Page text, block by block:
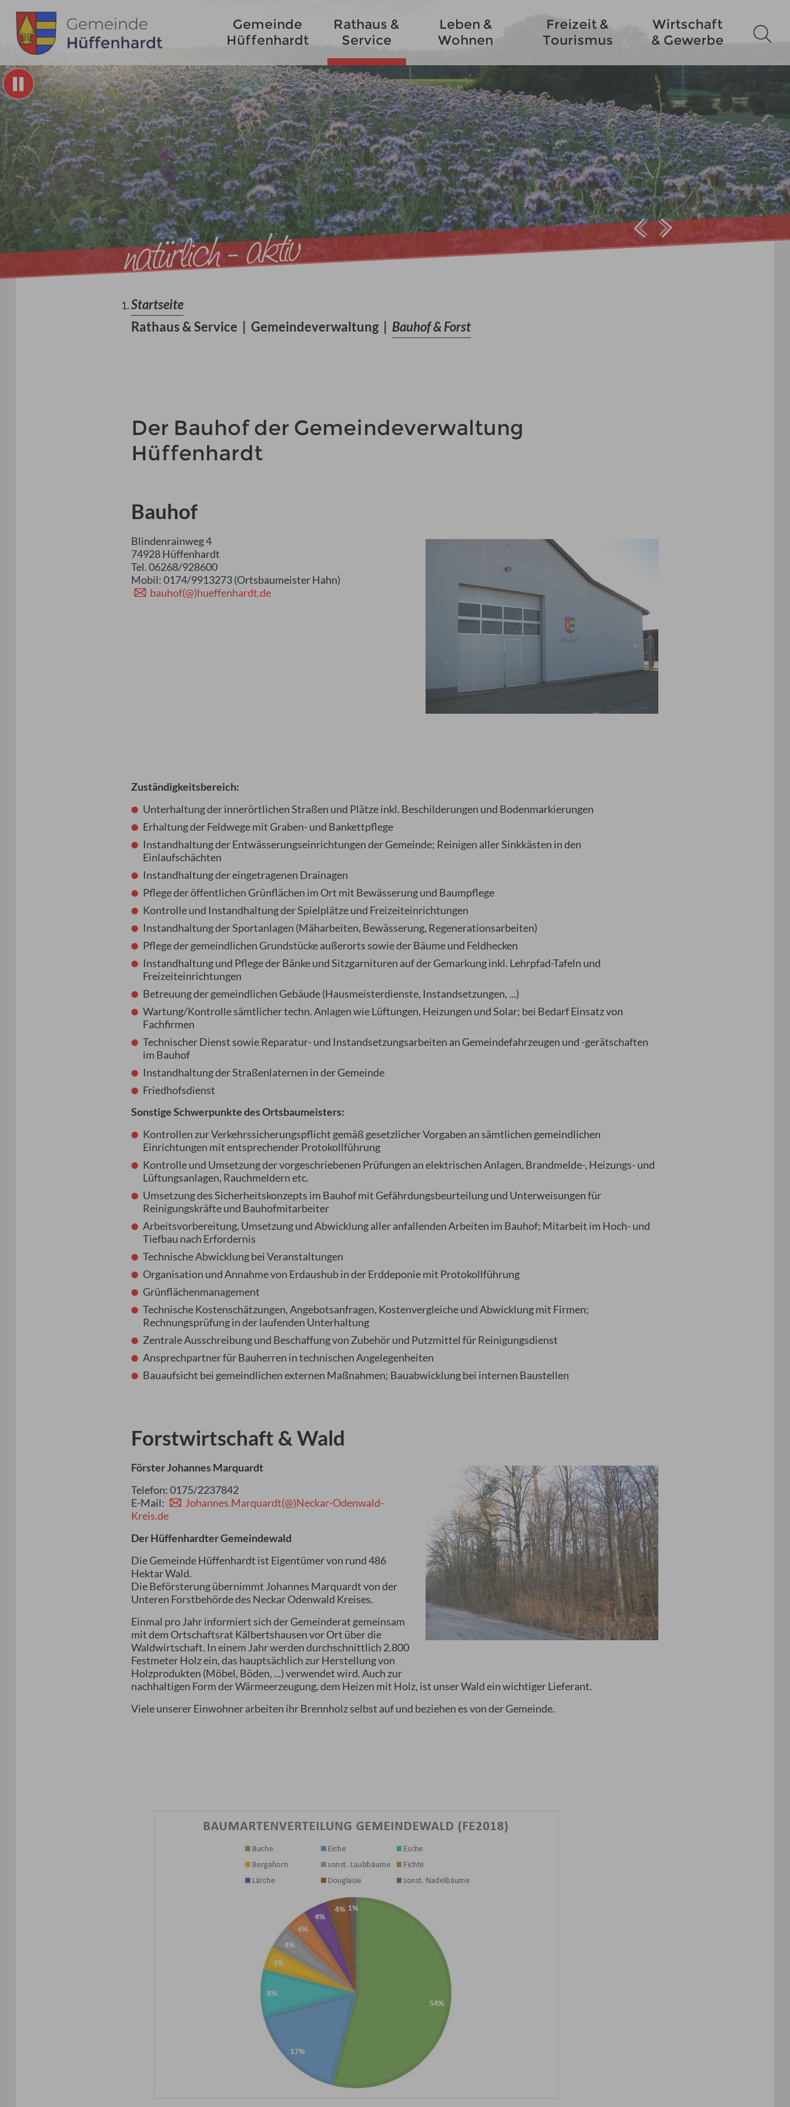
Gemeinde
Hüffenhardt
Rathaus &
Service
Leben &
Wohnen
Freizeit &
Tourismus
Wirtschaft
& Gewerbe
Prev Next
Startseite
Rathaus & Service |Gemeindeverwaltung Bauhof & Forst
Der Bauhof der Gemeindeverwaltung
Hüffenhardt
Bauhof
Blindenrainweg 4
74928 Hüffenhardt
Tel. 06268/928600
Mobil: 0174/9913273 (Ortsbaumeister Hahn)
bauhof(@)hueffenhardt.de
Zuständigkeitsbereich:
Unterhaltung der innerörtlichen Straßen und Plätze inkl. Beschilderungen und Bodenmarkierungen
Erhaltung der Feldwege mit Graben- und Bankettpflege
Instandhaltung der Entwässerungseinrichtungen der Gemeinde; Reinigen aller Sinkkästen in den
Einlaufschächten
Instandhaltung der eingetragenen Drainagen
Pflege der öffentlichen Grünflächen im Ort mit Bewässerung und Baumpflege
Kontrolle und Instandhaltung der Spielplätze und Freizeiteinrichtungen
Instandhaltung der Sportanlagen (Mäharbeiten, Bewässerung, Regenerationsarbeiten)
Pflege der gemeindlichen Grundstücke außerorts sowie der Bäume und Feldhecken
Instandhaltung und Pflege der Bänke und Sitzgarnituren auf der Gemarkung inkl. Lehrpfad-Tafeln und
Freizeiteinrichtungen
Betreuung der gemeindlichen Gebäude (Hausmeisterdienste, Instandsetzungen, ...)
Wartung/Kontrolle sämtlicher techn. Anlagen wie Lüftungen, Heizungen und Solar; bei Bedarf Einsatz von
Fachfirmen
Technischer Dienst sowie Reparatur- und Instandsetzungsarbeiten an Gemeindefahrzeugen und -gerätschaften
im Bauhof
Instandhaltung der Straßenlaternen in der Gemeinde
Friedhofsdienst
Sonstige Schwerpunkte des Ortsbaumeisters:
Kontrollen zur Verkehrssicherungspflicht gemäß gesetzlicher Vorgaben an sämtlichen gemeindlichen
Einrichtungen mit entsprechender Protokollführung
Kontrolle und Umsetzung der vorgeschriebenen Prüfungen an elektrischen Anlagen, Brandmelde-, Heizungs- und
Lüftungsanlagen, Rauchmeldern etc.
Umsetzung des Sicherheitskonzepts im Bauhof mit Gefährdungsbeurteilung und Unterweisungen für
Reinigungskräfte und Bauhofmitarbeiter
Arbeitsvorbereitung, Umsetzung und Abwicklung aller anfallenden Arbeiten im Bauhof; Mitarbeit im Hoch- und
Tiefbau nach Erfordernis
Technische Abwicklung bei Veranstaltungen
Organisation und Annahme von Erdaushub in der Erddeponie mit Protokollführung
Grünflächenmanagement
Technische Kostenschätzungen, Angebotsanfragen, Kostenvergleiche und Abwicklung mit Firmen;
Rechnungsprüfung in der laufenden Unterhaltung
Zentrale Ausschreibung und Beschaffung von Zubehör und Putzmittel für Reinigungsdienst
Ansprechpartner für Bauherren in technischen Angelegenheiten
Bauaufsicht bei gemeindlichen externen Maßnahmen; Bauabwicklung bei internen Baustellen
Forstwirtschaft & Wald
Förster Johannes Marquardt
Telefon: 0175/2237842
E-Mail:
Johannes.Marquardt(@)Neckar-Odenwald-
Kreis.de
Der Hüffenhardter Gemeindewald
Die Gemeinde Hüffenhardt ist Eigentümer von rund 486
Hektar Wald.
Die Beförsterung übernimmt Johannes Marquardt von der
Unteren Forstbehörde des Neckar Odenwald Kreises.
Einmal pro Jahr informiert sich der Gemeinderat gemeinsam
mit dem Ortschaftsrat Kälbertshausen vor Ort über die
Waldwirtschaft. In einem Jahr werden durchschnittlich 2.800
Festmeter Holz ein, das hauptsächlich zur Herstellung von
Holzprodukten (Möbel, Böden, ...) verwendet wird. Auch zur
nachhaltigen Form der Wärmeerzeugung, dem Heizen mit Holz, ist unser Wald ein wichtiger Lieferant.
Viele unserer Einwohner arbeiten ihr Brennholz selbst auf und beziehen es von der Gemeinde.